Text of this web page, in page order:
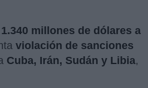
millones de dólares a
violación de sanciones
Cuba, Irán, Sudán y Libia,